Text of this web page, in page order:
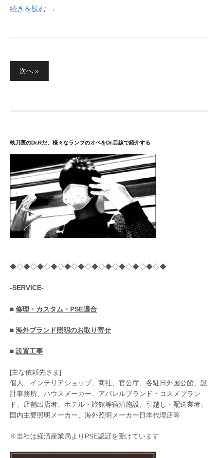
続きを読む →
り
次へ »
執刀医のDr.Rだ、様々なランプのオペをDr.目線で紹介する
◆◇◆◇◆◇◆◇◆◇◆◇◆◇◆◇◆◇◆◇◆◇◆
-SERVICE-
■ 修理・カスタム・PSE適合
■ 海外ブランド照明のお取り寄せ
■ 設置工事
[主な依頼先さま]
個人、インテリアショップ、商社、官公庁、各駐日外国公館、設
計事務所、ハウスメーカー、アパレルブランド・コスメブラン
ド、店舗出店者、ホテル・旅館等宿泊施設、引越し・配送業者、
国内主要照明メーカー、海外照明メーカー日本代理店等
※当社は経済産業局よりPSE認証を受けています